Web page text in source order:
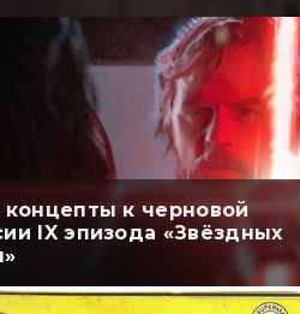
концепты к черновой
IX эпизода «Звёздных